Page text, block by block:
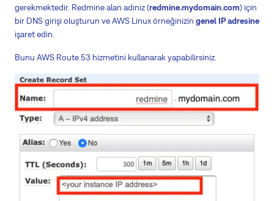
gerekmektedir. Redmine alan adınız (redmine.mydomain.com) için
bir DNS girişi oluşturun ve AWS Linux örneğinizin genel IP adresine
işaret edin.
Bunu AWS Route 53 hizmetini kullanarak yapabilirsiniz.